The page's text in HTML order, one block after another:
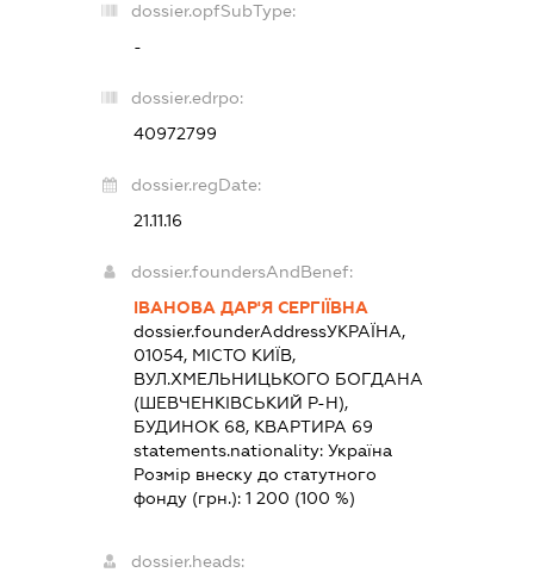
dossier.opfSubType:
-
dossier.edrpo:
40972799
dossier.regDate:
21.11.16
dossier.foundersAndBenef:
ІВАНОВА ДАР'Я СЕРГІЇВНА
dossier.founderAddressУКРАЇНА,
01054, МІСТО КИЇВ,
ВУЛ.ХМЕЛЬНИЦЬКОГО БОГДАНА
(ШЕВЧЕНКІВСЬКИЙ Р-Н),
БУДИНОК 68, КВАРТИРА 69
statements.nationality:Україна
Розмір внеску до статутного
фонду (грн.):1 200 (100 %)
dossier.heads: